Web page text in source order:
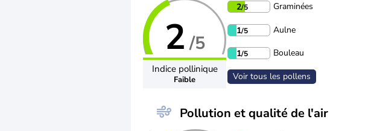
2 /5
Indice pollinique
Faible
2/5 Graminées
1/5 Aulne
1/5 Bouleau
Voir tous les pollens
Pollution et qualité de l'air